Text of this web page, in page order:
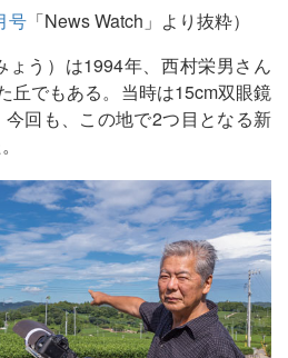
号 「News Watch」より抜粋）
う）は1994年、西村栄男さん
丘でもある。当時は15cm双眼鏡
回も、この地で2つ目となる新